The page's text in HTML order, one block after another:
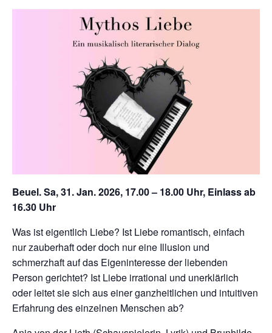
Beuel. Sa, 31. Jan. 2026, 17.00 – 18.00 Uhr, Einlass ab
16.30 Uhr
Was ist eigentlich Liebe? Ist Liebe romantisch, einfach
nur zauberhaft oder doch nur eine Illusion und
schmerzhaft auf das Eigeninteresse der liebenden
Person gerichtet? Ist Liebe irrational und unerklärlich
oder leitet sie sich aus einer ganzheitlichen und intuitiven
Erfahrung des einzelnen Menschen ab?